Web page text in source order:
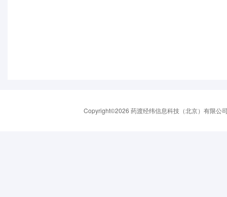
Copyright©2026 药渡经纬信息科技（北京）有限公